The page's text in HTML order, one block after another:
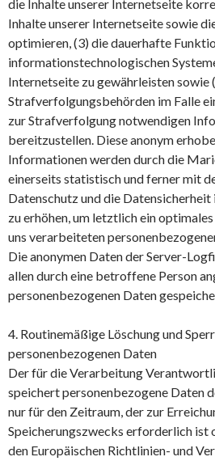
die Inhalte unserer Internetseite
Inhalte unserer Internetseite sowie
optimieren, (3) die dauerhafte
informationstechnologischen
Internetseite zu gewährleisten sowie
Strafverfolgungsbehörden im Falle
zur Strafverfolgung notwendigen
bereitzustellen. Diese anonym
Informationen werden durch die
einerseits statistisch und ferner mit
Datenschutz und die Datensicherheit
zu erhöhen, um letztlich ein
uns verarbeiteten
Die anonymen Daten der Server-
allen durch eine betroffene Person
personenbezogenen Daten
4. Routinemäßige Löschung und
personenbezogenen Daten
Der für die Verarbeitung
speichert personenbezogene Daten
nur für den Zeitraum, der zur
Speicherungszwecks erforderlich ist
den Europäischen Richtlinien- und